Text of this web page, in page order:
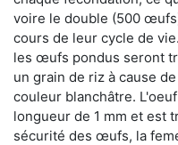
voire le double (500
cours de leur cycle de
les œufs pondus seront
un grain de riz à cause
couleur blanchâtre.
longueur de 1 mm et est
sécurité des œufs, la